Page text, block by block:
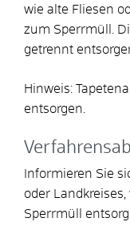
wie alte Fliesen
zum Sperrmüll.
getrennt
Hinweis:
entsorgen.
Informieren Sie
oder
Sperrmüll